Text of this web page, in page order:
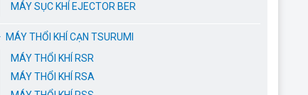
MÁY SỤC KHÍ EJECTOR BER
MÁY THỔI KHÍ CẠN TSURUMI
MÁY THỔI KHÍ RSR
MÁY THỔI KHÍ RSA